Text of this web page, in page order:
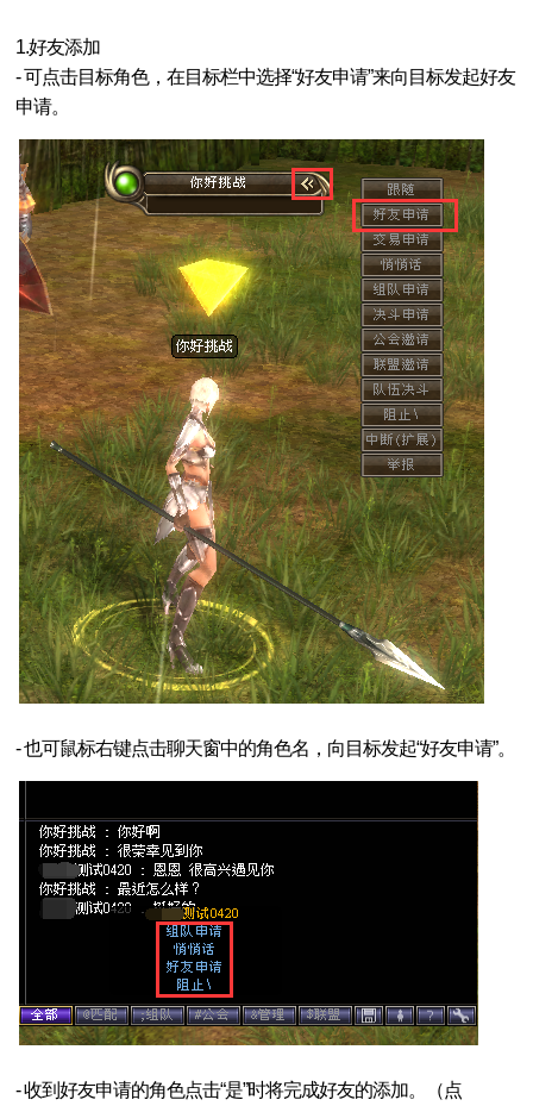
1.好友添加
- 可点击目标角色，在目标栏中选择“好友申请”来向目标发起好友
申请。
- 也可鼠标右键点击聊天窗中的角色名，向目标发起“好友申请”。
- 收到好友申请的角色点击“是”时将完成好友的添加。（点